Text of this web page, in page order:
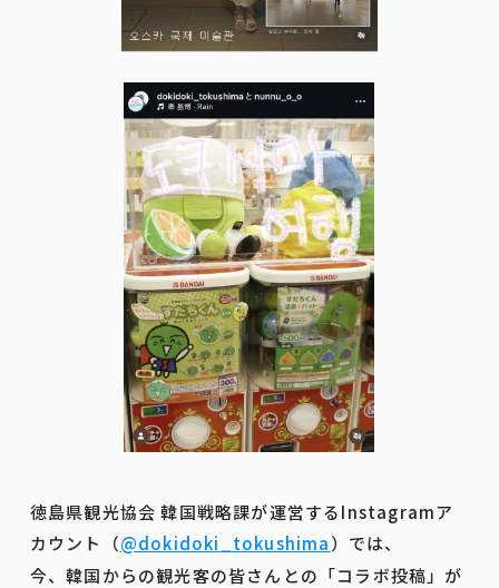
徳島県観光協会 韓国戦略課が運営するInstagramア
カウント（@dokidoki_tokushima）では、
今、韓国からの観光客の皆さんとの「コラボ投稿」が